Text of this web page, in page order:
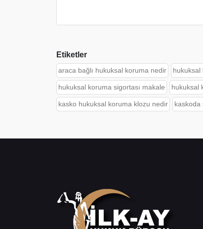
Etiketler
araca bağlı hukuksal koruma nedir hukuksal
hukuksal koruma sigortası makale hukuksal
kasko hukuksal koruma klozu nedir kaskoda